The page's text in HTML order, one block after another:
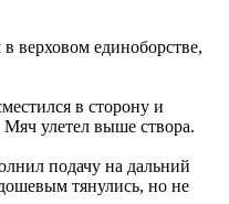
верховом единоборстве,
в сторону и
улетел выше створа.
подачу на дальний
тянулись, но не